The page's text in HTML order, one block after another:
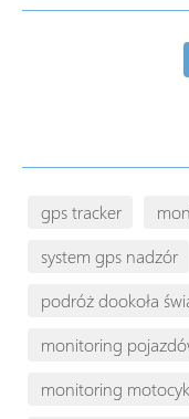
gps tracker
system gps nadzór
podróż dookoła
monitoring
monitoring